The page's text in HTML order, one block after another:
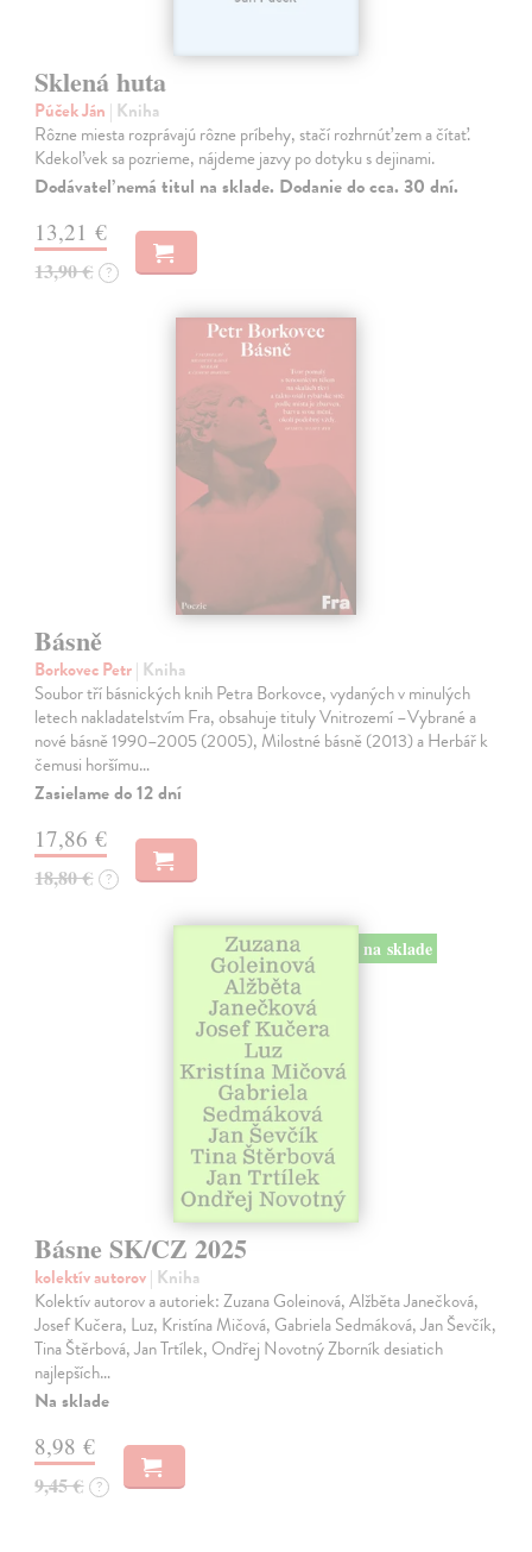
Sklená huta
Púček Ján | Kniha
Rôzne miesta rozprávajú rôzne príbehy, stačí rozhrnúť zem a čítať.
Kdekoľvek sa pozrieme, nájdeme jazvy po dotyku s dejinami.
Dodávateľ nemá titul na sklade. Dodanie do cca. 30 dní.
13,21 €
13,90 € ?
Básně
Borkovec Petr| Kniha
Soubor tří básnických knih Petra Borkovce, vydaných v minulých
letech nakladatelstvím Fra, obsahuje tituly Vnitrozemí –Vybrané a
nové básně 1990–2005 (2005), Milostné básně (2013) a Herbář k
čemusi horšímu…
Zasielame do 12 dní
17,86 €
18,80 € ?
na sklade
Básne SK/CZ 2025
kolektív autorov| Kniha
Kolektív autorov a autoriek: Zuzana Goleinová, Alžběta Janečková,
Josef Kučera, Luz, Kristína Mičová, Gabriela Sedmáková, Jan Ševčík,
Tina Štěrbová, Jan Trtílek, Ondřej Novotný Zborník desiatich
najlepších…
Na sklade
8,98 €
9,45 € ?